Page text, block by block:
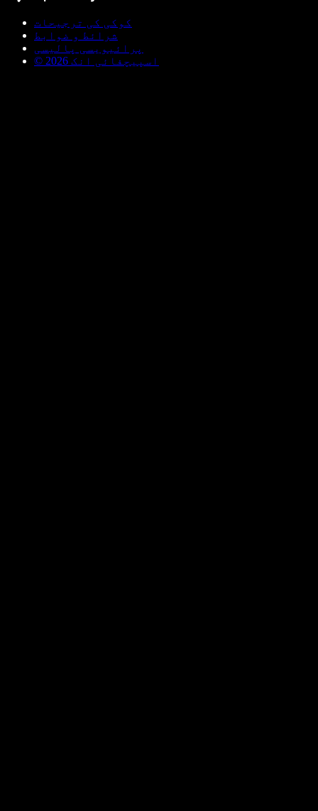
کوکی کی ترجیحات
شرائط و ضوابط
پرائیویسی پالیسی
© اسپیچفائی انک 2026